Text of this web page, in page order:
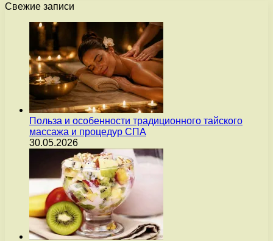
Свежие записи
Польза и особенности традиционного тайского
массажа и процедур СПА
30.05.2026